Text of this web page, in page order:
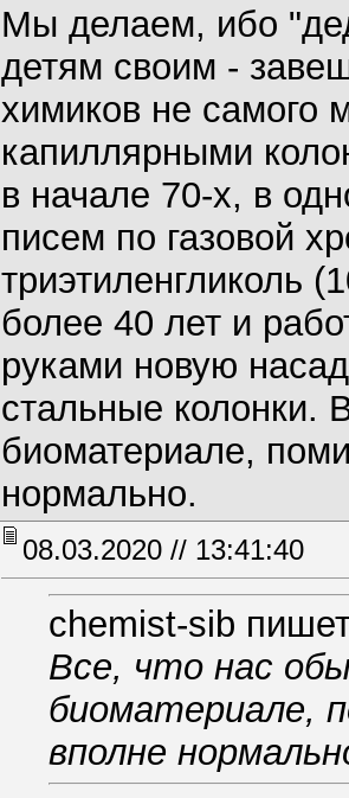
Мы делаем, ибо
детям своим -
химиков не самого
капиллярными
в начале 70-х, в
писем по газовой
триэтиленгликоль
более 40 лет и
руками новую
стальные колонки.
биоматериале,
нормально.
08.03.2020 // 13:41:40
chemist-sib
Все, что нас
биоматериале,
вполне